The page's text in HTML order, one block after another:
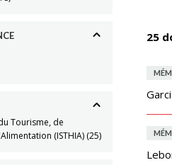
Tourisme, de
(ISTHIA) (25)
25